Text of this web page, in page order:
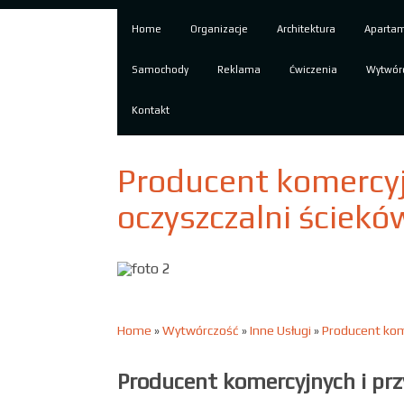
Home Organizacje Architektura
Samochody Reklama Ćwiczenia
Kontakt
Producent
oczyszczalni
Home »Wytwórczość »Inne Usługi »Producent
Producent komercyjnych i